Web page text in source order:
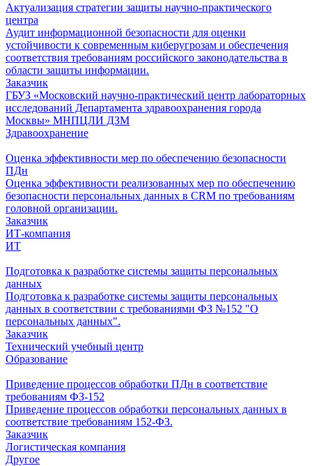
Актуализация стратегии защиты научно-практического
центра
Аудит информационной безопасности для оценки
устойчивости к современным киберугрозам и обеспечения
соответствия требованиям российского законодательства в
области защиты информации.
Заказчик
ГБУЗ «Московский научно-практический центр лабораторных
исследований Департамента здравоохранения города
Москвы» МНПЦЛИ ДЗМ
Здравоохранение
Оценка эффективности мер по обеспечению безопасности
ПДн
Оценка эффективности реализованных мер по обеспечению
безопасности персональных данных в CRM по требованиям
головной организации.
Заказчик
ИТ-компания
ИТ
Подготовка к разработке системы защиты персональных
данных
Подготовка к разработке системы защиты персональных
данных в соответствии с требованиями ФЗ №152 "О
персональных данных".
Заказчик
Технический учебный центр
Образование
Приведение процессов обработки ПДн в соответствие
требованиям ФЗ-152
Приведение процессов обработки персональных данных в
соответствие требованиям 152-ФЗ.
Заказчик
Логистическая компания
Другое